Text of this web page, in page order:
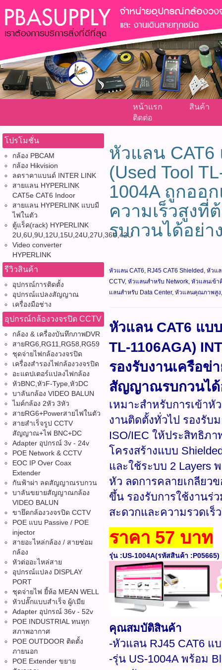
หน้าแรก
สินค้า
ติดต่อ
โปรโมชั่น
กล้อง PBCAM
กล้อง Hikvision
ลดราคาแบนด์ INTER LINK
สายแลน HYPERLINK
CAT5e CAT6 Indoor
สายแลน HYPERLINK แบบมี
ไฟในตัว
ตู้แร็ค(rack) HYPERLINK
2U,6U,9U,12U,15U,24U,27U,36U,42U
Video converter
HYPERLINK
รีวิวสินค้า
อุปกรณ์การติดตั้ง
อุปกรณ์แปลงสัญญาณ
เครื่องมือช่าง
อุปกรณ์กล้องวงจรปิด CCTV
กล้อง & เครื่องบันทึกภาพDVR
สายRG6,RG11,RG58,RG59
ชุดจ่ายไฟกล้องวงจรปิด
เครื่องสำรองไฟกล้องวงจรปิด
อะแดปเตอร์แปลงไฟกล้อง
หัวBNC,หัวF-Type,หัวDC
บาลันกล้อง VIDEO BALUN
ไมค์กล้อง 2หัว 3หัว
สายRG6+Powerสายไฟในตัว
สายสำเร็จรูป CCTV
สัญญาณ+ไฟ BNC+DC
Adapter อุปกรณ์ 3v - 24v
POE Network & CCTV
EOC IP Over Coax
Extender
กันฟ้าผ่า ลดสัญญาณรบกวน
บาลันขยายสัญญาณกล้อง
VIDEO BALUN
ขายึดกล้องวงจรปิด CCTV
POE แบบ Passive / POE
injector
สายอะไหล่กล้อง / สายซ่อม
กล้อง
หัวต่ออะไหล่สาย
อุปกรณ์แปลง DISPLAY
PORT
ชุดจ่ายไฟ ยี้ห้อ MEAN WELL
หัวปลั๊กแบบสำเร็จ ผู้/เมีย
Adapter อุปกรณ์ 36v - 52v
POE INDUSTRIAL ทนทุก
สภาพอากาศ
POE OUTDOOR ติดตั้ง
ภายนอก
POE Extender ขยาย
หัวแลน CAT6
(Used Tool
1004A ถูกออ
ความเร็วสูง
รบกวนได้อย่
หัวแลน CAT6, RJ45 CAT6 Shielded, หัว
CCTV, หัวแลนสำหรับ Network, หัวแลนเข้
แลนสำหรับ Data Center, หัวแลนคุณภาพสู
หัวแลน CAT6 แบ
TL-1106AGA)
รองรับงานเครือข่
สัญญาณรบกวนได้
เหมาะสำหรับการเข้าหั
งานติดตั้งทั่วไป รองรับ
ISO/IEC ให้ประสิทธิภ
โครงสร้างแบบ
และใช้ระบบ 2 Layers
หัว ลดการคลายเกลีย
ขึ้น รองรับการใช้งานร่
สะดวกและความรวดเ
ราคา 57 บาท
รุ่น :US-1004A(รหัสสินค้า :P05665)​​
คุณสมบัติสินค้า
-หัวแลน RJ45 CAT6
-รุ่น US-1004A พร้อม